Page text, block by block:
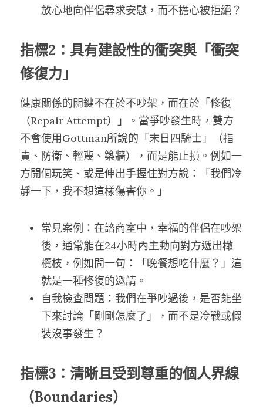
放心地向伴侶尋求安慰，而不擔心被拒絕？
指標2：具有建設性的衝突與「衝突
修復力」
健康關係的關鍵不在於不吵架，而在於「修復
（Repair Attempt）」。當爭吵發生時，雙方
不會使用Gottman所說的「末日四騎士」（指
責、防衛、輕蔑、築牆），而是能止損。例如一
方開個玩笑、或是伸出手握住對方說：「我們冷
靜一下，我不想這樣傷害你。」
常見案例：在諮商室中，幸福的伴侶在吵架
後，通常能在24小時內主動向對方遞出橄
欖枝，例如問一句：「晚餐想吃什麼？」這
就是一種修復的邀請。
自我檢查問題：我們在爭吵過後，是否能坐
下來討論「剛剛怎麼了」，而不是冷戰或假
裝沒事發生？
指標3：清晰且受到尊重的個人界線
（Boundaries）